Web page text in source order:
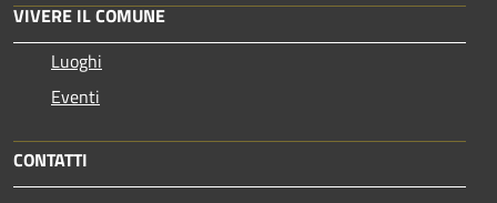
VIVERE IL COMUNE
Luoghi
Eventi
CONTATTI